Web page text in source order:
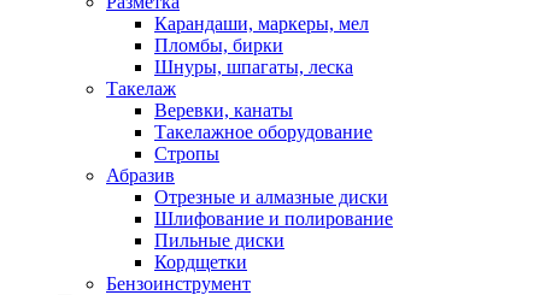
Карандаши, маркеры, мел
Пломбы, бирки
Шнуры, шпагаты, леска
Такелаж
Веревки, канаты
Такелажное оборудование
Стропы
Абразив
Отрезные и алмазные диски
Шлифование и полирование
Пильные диски
Кордщетки
Бензоинструмент